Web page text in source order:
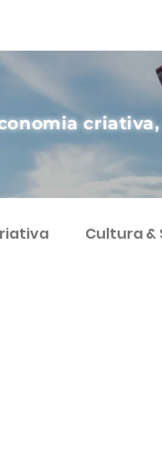
Cultura &